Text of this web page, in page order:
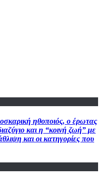
ηθοποιός, ο έρωτας
και η “κοινή ζωή” με
και οι κατηγορίες που